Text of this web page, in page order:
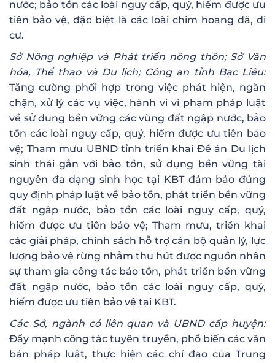
nước; bảo tồn các loài nguy cấp, quý, hiếm được ưu
tiên bảo vệ, đặc biệt là các loài chim hoang dã, di
cư.
Sở Nông nghiệp và Phát triển nông thôn; Sở Văn
hóa, Thể thao và Du lịch; Công an tỉnh Bạc Liêu:
Tăng cường phối hợp trong việc phát hiện, ngăn
chặn, xử lý các vụ việc, hành vi vi phạm pháp luật
về sử dụng bền vững các vùng đất ngập nước, bảo
tồn các loài nguy cấp, quý, hiếm được ưu tiên bảo
vệ; Tham mưu UBND tỉnh triển khai Đề án Du lịch
sinh thái gắn với bảo tồn, sử dụng bền vững tài
nguyên đa dạng sinh học tại KBT đảm bảo đúng
quy định pháp luật về bảo tồn, phát triển bền vững
đất ngập nước, bảo tồn các loài nguy cấp, quý,
hiếm được ưu tiên bảo vệ; Tham mưu, triển khai
các giải pháp, chính sách hỗ trợ cán bộ quản lý, lực
lượng bảo vệ rừng nhằm thu hút được nguồn nhân
sự tham gia công tác bảo tồn, phát triển bền vững
đất ngập nước, bảo tồn các loài nguy cấp, quý,
hiếm được ưu tiên bảo vệ tại KBT.
Các Sở, ngành có liên quan và UBND cấp huyện:
Đẩy mạnh công tác tuyên truyền, phổ biến các văn
bản pháp luật, thực hiện các chỉ đạo của Trung